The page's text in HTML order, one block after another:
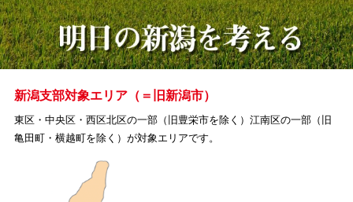
新潟支部対象エリア（＝旧新潟市）
東区・中央区・西区北区の一部（旧豊栄市を除く）江南区の一部（旧
亀田町・横越町を除く）が対象エリアです。